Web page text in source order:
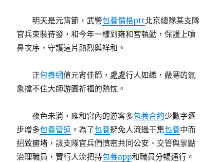
明天是元宵節，武警包養價格ptt北京總隊某支隊
官兵束裝待發，和今年一樣到雍和宮執勤，保護上噴
鼻次序，守護這片熱烈與祥和。
正包養網值元宵佳節，處處行人如織，嚴寒的氣
象擋不住大師游園祈福的熱忱。
夜色未消，雍和宮內的游客多包養合約少數字逐
步增多包養管道 。為了包養避免人流過于集包養中而
招致擁堵，該支隊官兵們慎密共同公安、交管與景點
治理職員，實行人流把持包養app和職員分暢通行。